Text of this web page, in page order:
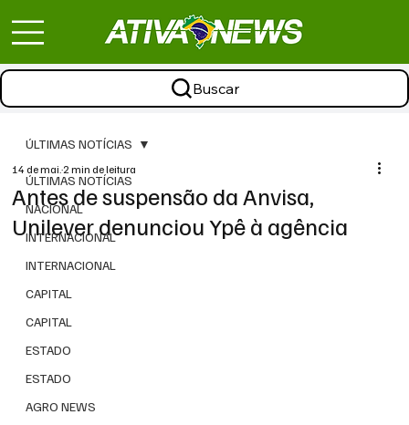
Buscar
ÚLTIMAS NOTÍCIAS
NACIONAL
INTERNACIONAL
INTERNACIONAL
CAPITAL
CAPITAL
ESTADO
ESTADO
AGRO NEWS
ÚLTIMAS NOTÍCIAS
Antes de suspensão da Anvisa,
Unilever denunciou Ypê à agência
14 de mai.2 min de leitura